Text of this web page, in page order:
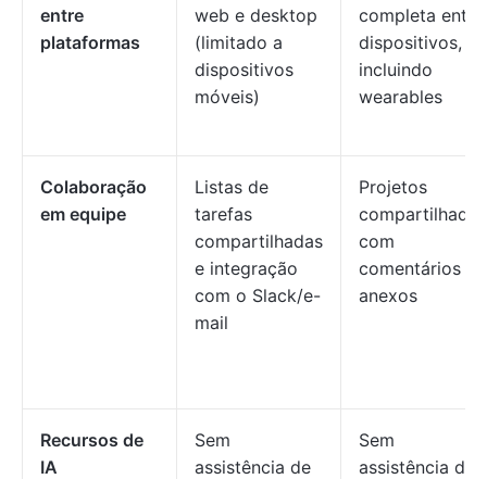
entre
plataformas
web e desktop
(limitado a
dispositivos
móveis)
completa entre
dispositivos,
incluindo
wearables
Colaboração
em equipe
Listas de
tarefas
compartilhadas
e integração
com o Slack/e-
mail
Projetos
compartilhados
com
comentários e
anexos
Recursos de
IA
Sem
assistência de
Sem
assistência de